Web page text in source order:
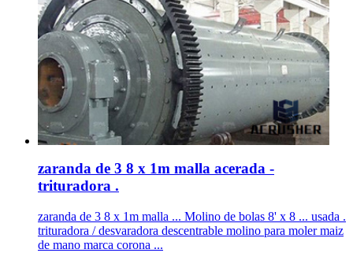
zaranda de 3 8 x 1m malla acerada -
trituradora .
zaranda de 3 8 x 1m malla ... Molino de bolas 8' x 8 ... usada .
trituradora / desvaradora descentrable molino para moler maiz
de mano marca corona ...